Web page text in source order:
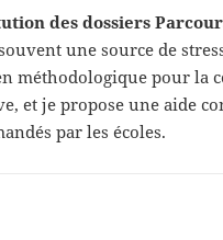
des dossiers
une source de
méthodologique pour la
et je propose une aide
par les écoles.